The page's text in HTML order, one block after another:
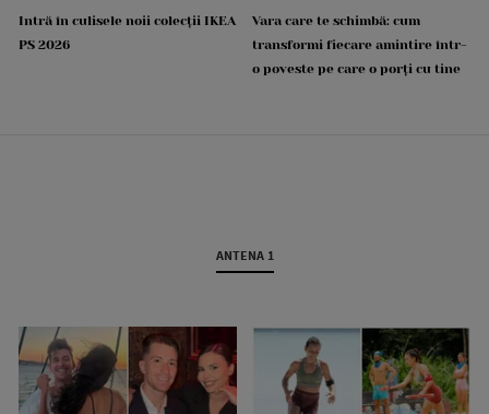
Intră în culisele noii colecții IKEA
PS 2026
Vara care te schimbă: cum
transformi fiecare amintire într-
o poveste pe care o porți cu tine
ANTENA 1